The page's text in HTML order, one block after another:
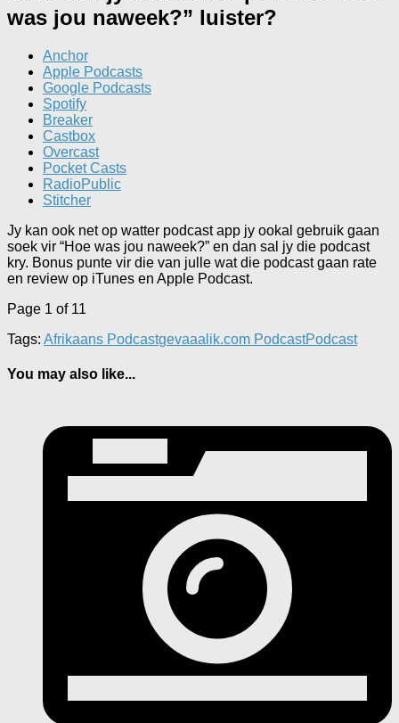
was jou naweek?” luister?
Anchor
Apple Podcasts
Google Podcasts
Spotify
Breaker
Castbox
Overcast
Pocket Casts
RadioPublic
Stitcher
Jy kan ook net op watter podcast app jy ookal gebruik gaan
soek vir “Hoe was jou naweek?” en dan sal jy die podcast
kry. Bonus punte vir die van julle wat die podcast gaan rate
en review op iTunes en Apple Podcast.
Page 1 of 11
Tags: Afrikaans Podcastgevaaalik.com PodcastPodcast
You may also like...